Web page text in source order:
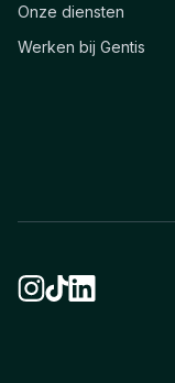
Onze diensten
Werken bij Gentis